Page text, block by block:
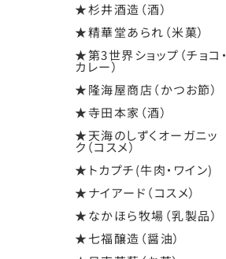
★杉井酒造（酒）
★精華堂あられ（米菓）
★第3世界ショップ（チョコ・
カレー）
★隆海屋商店（かつお節）
★寺田本家（酒）
★天海のしずくオーガニッ
ク（コスメ）
★トカプチ(牛肉・ワイン)
★ナイアード（コスメ）
★なかほら牧場（乳製品）
★七福醸造（醤油）